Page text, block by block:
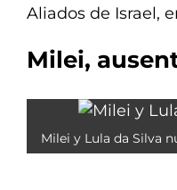
Aliados de Israel,
Milei,
Milei y Lula da Silva